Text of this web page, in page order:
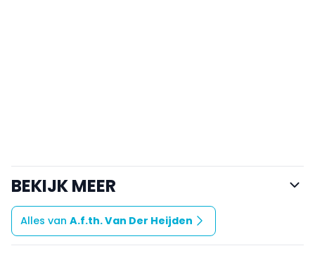
BEKIJK MEER
Alles van A.f.th. Van Der Heijden